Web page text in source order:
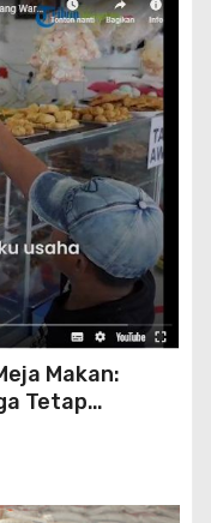
Makan:
Tetap